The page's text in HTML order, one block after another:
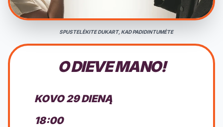
SPUSTELĖKITE DUKART, KAD PADIDINTUMĖTE
O DIEVE MANO!
KOVO 29 DIENĄ
18:00